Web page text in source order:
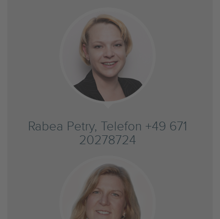
Rabea Petry, Telefon +49 671
20278724